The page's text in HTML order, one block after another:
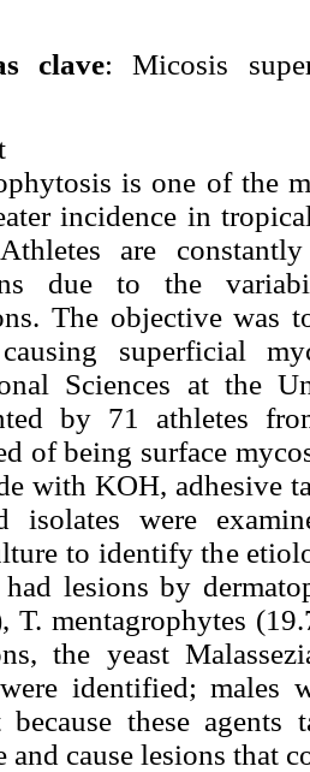
clave: Micosis
is one of the
incidence in
are
due to the
The objective was
causing superficial
Sciences at the
by 71 athletes
of being surface
with KOH, adhesive
isolates were
to identify the
had lesions by
T. mentagrophytes
the yeast
identified; males
because these
and cause lesions that